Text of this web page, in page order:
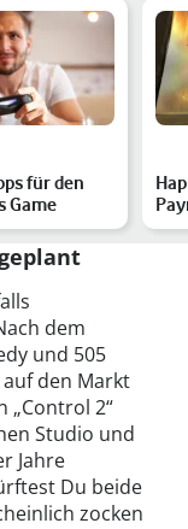
für den
Game
dem
und 505
den Markt
„Control 2“
Studio und
Jahre
Du beide
zocken